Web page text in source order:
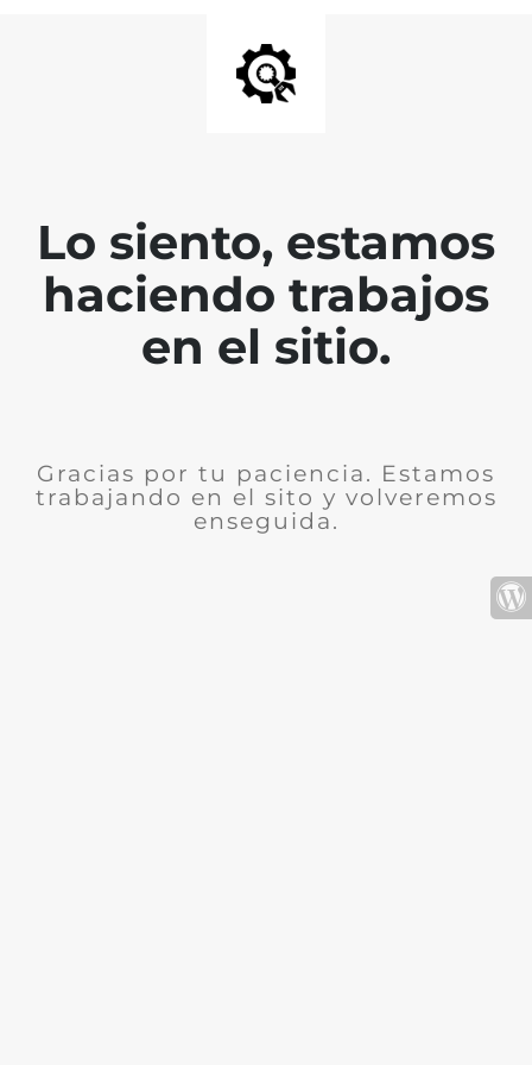
Lo siento, estamos
haciendo trabajos
en el sitio.
Gracias por tu paciencia. Estamos
trabajando en el sito y volveremos
enseguida.